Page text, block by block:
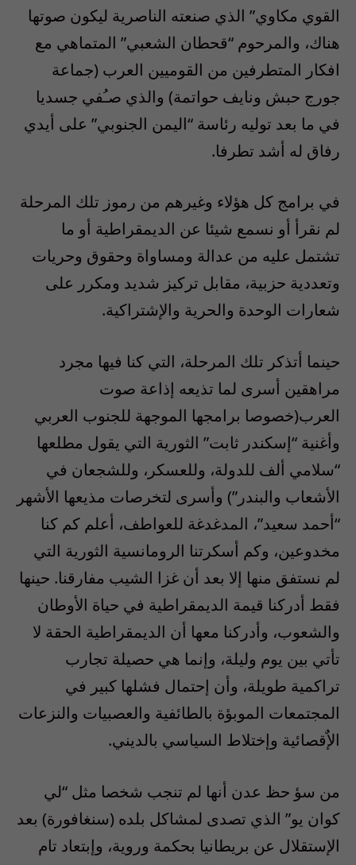
القوي مكاوي” الذي صنعته الناصرية ليكون صوتها
هناك، والمرحوم “قحطان الشعبي” المتماهي مع
افكار المتطرفين من القوميين العرب (جماعة
جورج حبش ونايف حواتمة) والذي صـُفي جسديا
في ما بعد توليه رئاسة “اليمن الجنوبي” على أيدي
رفاق له أشد تطرفا.
في برامج كل هؤلاء وغيرهم من رموز تلك المرحلة
لم نقرأ أو نسمع شيئا عن الديمقراطية أو ما
تشتمل عليه من عدالة ومساواة وحقوق وحريات
وتعددية حزبية، مقابل تركيز شديد ومكرر على
شعارات الوحدة والحرية والإشتراكية.
حينما أتذكر تلك المرحلة، التي كنا فيها مجرد
مراهقين أسرى لما تذيعه إذاعة صوت
العرب(خصوصا برامجها الموجهة للجنوب العربي
وأغنية “إسكندر ثابت” الثورية التي يقول مطلعها
“سلامي ألف للدولة، وللعسكر، وللشجعان في
الأشعاب والبندر”) وأسرى لتخرصات مذيعها الأشهر
“أحمد سعيد”، المدغدغة للعواطف، أعلم كم كنا
مخدوعين، وكم أسكرتنا الرومانسية الثورية التي
لم نستفق منها إلا بعد أن غزا الشيب مفارقنا. حينها
فقط أدركنا قيمة الديمقراطية في حياة الأوطان
والشعوب، وأدركنا معها أن الديمقراطية الحقة لا
تأتي بين يوم وليلة، وإنما هي حصيلة تجارب
تراكمية طويلة، وأن إحتمال فشلها كبير في
المجتمعات الموبؤة بالطائفية والعصبيات والنزعات
الإٌقصائية وإختلاط السياسي بالديني.
من سؤ حظ عدن أنها لم تنجب شخصا مثل “لي
كوان يو” الذي تصدى لمشاكل بلده (سنغافورة) بعد
الإستقلال عن بريطانيا بحكمة وروية، وإبتعاد تام